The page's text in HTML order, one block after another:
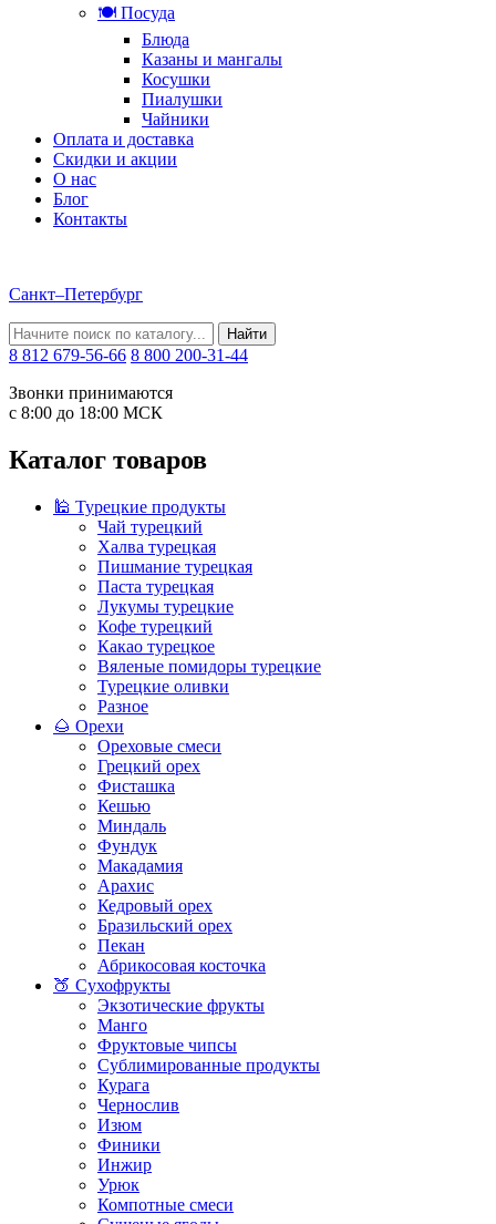
🍽️ Посуда
Блюда
Казаны и мангалы
Косушки
Пиалушки
Чайники
Оплата и доставка
Скидки и акции
О нас
Блог
Контакты
Санкт–Петербург
Найти
8 812 679-56-66 8 800 200-31-44
Звонки принимаются
с 8:00 до 18:00 МСК
Каталог товаров
🕌 Турецкие продукты
Чай турецкий
Халва турецкая
Пишмание турецкая
Паста турецкая
Лукумы турецкие
Кофе турецкий
Какао турецкое
Вяленые помидоры турецкие
Турецкие оливки
Разное
🌰 Орехи
Ореховые смеси
Грецкий орех
Фисташка
Кешью
Миндаль
Фундук
Макадамия
Арахис
Кедровый орех
Бразильский орех
Пекан
Абрикосовая косточка
🍑 Сухофрукты
Экзотические фрукты
Манго
Фруктовые чипсы
Сублимированные продукты
Курага
Чернослив
Изюм
Финики
Инжир
Урюк
Компотные смеси